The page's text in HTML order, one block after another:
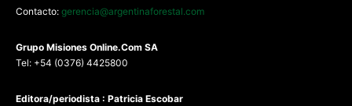
Contacto: gerencia@argentinaforestal.com
Grupo Misiones Online.Com SA
Tel: +54 (0376) 4425800
Editora/periodista : Patricia Escobar